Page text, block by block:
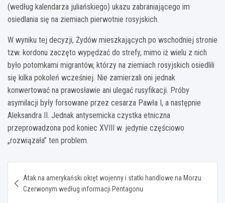
(według kalendarza juliańskiego) ukazu zabraniającego im
osiedlania się na ziemiach pierwotnie rosyjskich.
W wyniku tej decyzji, Żydów mieszkających po wschodniej stronie
tzw. kordonu zaczęto wypędzać do strefy, mimo iż wielu z nich
było potomkami migrantów, którzy na ziemiach rosyjskich osiedlili
się kilka pokoleń wcześniej. Nie zamierzali oni jednak
konwertować na prawosławie ani ulegać rusyfikacji. Próby
asymilacji były forsowane przez cesarza Pawła I, a następnie
Aleksandra II. Jednak antysemicka czystka etniczna
przeprowadzona pod koniec XVIII w. jedynie częściowo
„rozwiązała” ten problem.
wpisu
Atak na amerykański okręt wojenny i statki handlowe na Morzu
Czerwonym według informacji Pentagonu